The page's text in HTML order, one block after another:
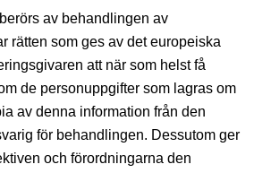
av behandlingen av
rätten som ges av det europeiska
att när som helst få
de personuppgifter som lagras om
av denna information från den
för behandlingen. Dessutom ger
och förordningarna den